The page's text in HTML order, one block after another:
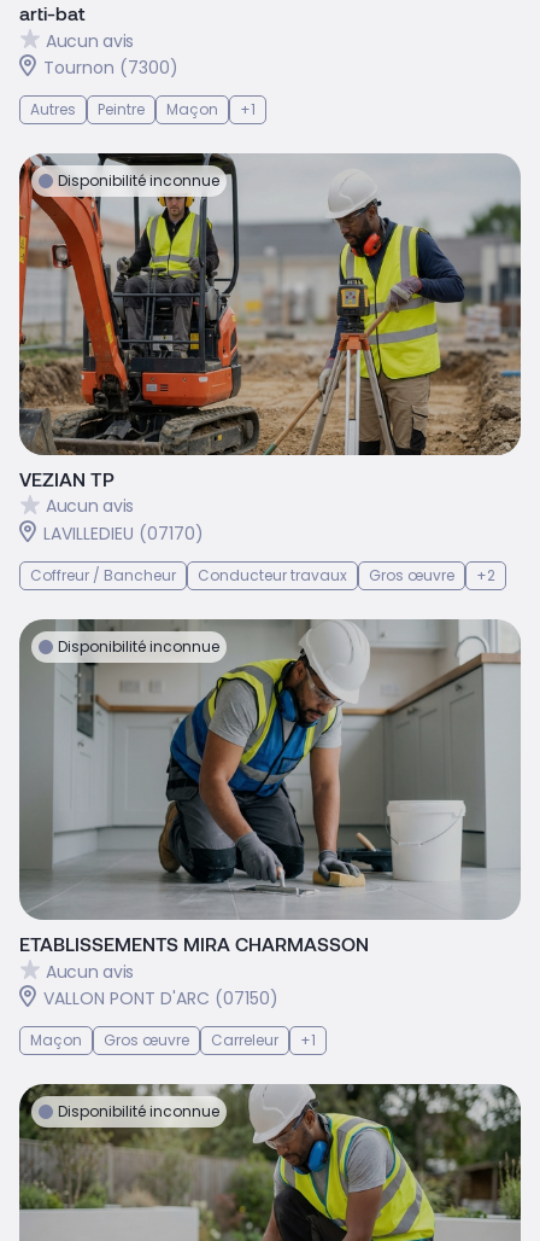
arti-bat
Aucun avis
Tournon (7300)
Autres Peintre Maçon +1
Disponibilité inconnue
VEZIAN TP
Aucun avis
LAVILLEDIEU (07170)
Coffreur / Bancheur Conducteur travaux Gros œuvre +2
Disponibilité inconnue
ETABLISSEMENTS MIRA CHARMASSON
Aucun avis
VALLON PONT D'ARC (07150)
Maçon Gros œuvre Carreleur +1
Disponibilité inconnue